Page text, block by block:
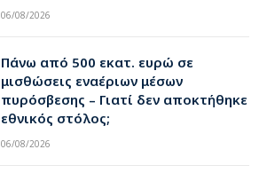
06/08/2026
Πάνω από 500 εκατ. ευρώ σε
μισθώσεις εναέριων μέσων
πυρόσβεσης – Γιατί δεν αποκτήθηκε
εθνικός στόλος;
06/08/2026